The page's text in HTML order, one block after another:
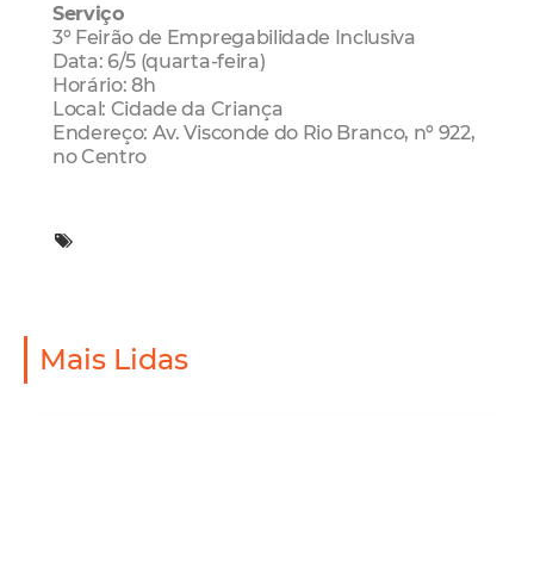
Serviço
3º Feirão de Empregabilidade Inclusiva
Data: 6/5 (quarta-feira)
Horário: 8h
Local: Cidade da Criança
Endereço: Av. Visconde do Rio Branco, nº 922,
no Centro
Mais Lidas